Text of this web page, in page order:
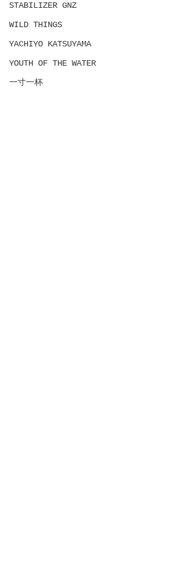
STABILIZER GNZ
WILD THINGS
YACHIYO KATSUYAMA
YOUTH OF THE WATER
一寸一杯